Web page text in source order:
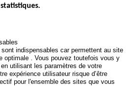
PERSONNELLES DES ACCIDENTS DE
indispensables car permettent au site
optimale . Vous pouvez toutefois vous y
utilisant les paramètres de votre
expérience utilisateur risque d’être
pour l'ensemble des sites que vous